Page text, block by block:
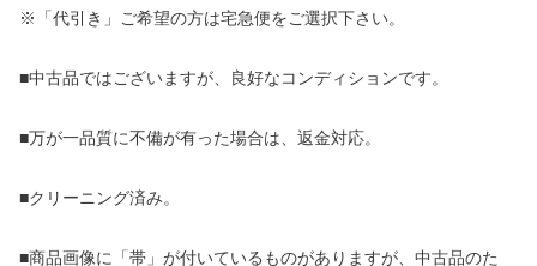
※「代引き」ご希望の方は宅急便をご選択下さい。
■中古品ではございますが、良好なコンディションです。
■万が一品質に不備が有った場合は、返金対応。
■クリーニング済み。
■商品画像に「帯」が付いているものがありますが、中古品のた